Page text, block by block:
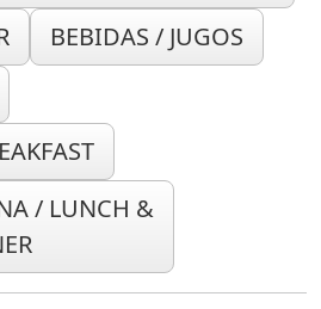
BEBIDAS / JUGOS
/ LUNCH &